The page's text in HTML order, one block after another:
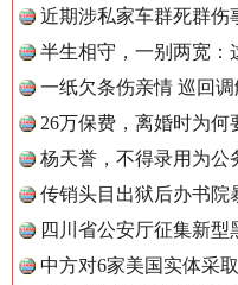
近期涉私家车群死群伤
半生相守，一别两宽：
一纸欠条伤亲情 巡回调
26万保费，离婚时为何
杨天誉，不得录用为公
传销头目出狱后办书院
四川省公安厅征集新型
中方对6家美国实体采